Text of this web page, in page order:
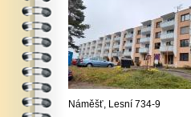
Náměšť, Lesní 734-9